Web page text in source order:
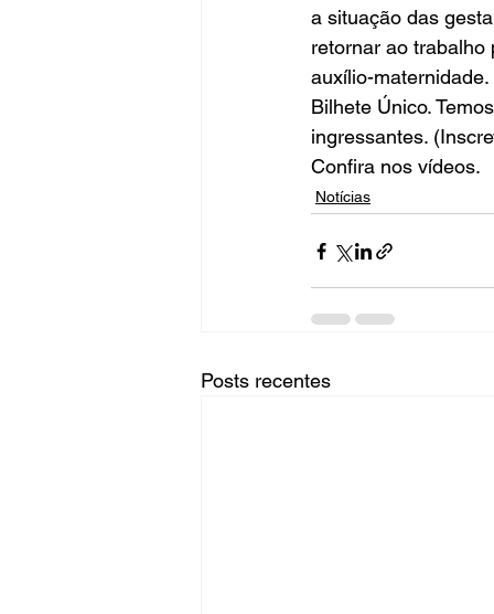
a situação das
retornar ao
auxílio-
Bilhete Único.
ingressantes.
Confira nos
Notícias
Posts recentes